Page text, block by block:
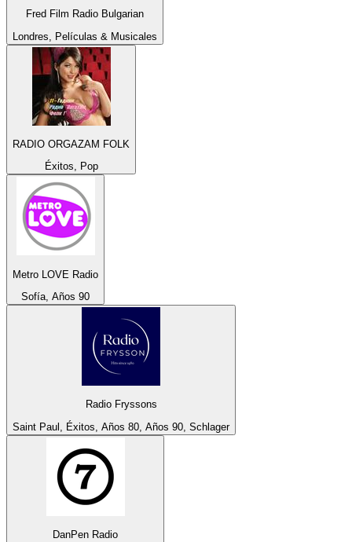
Fred Film Radio Bulgarian
Londres, Películas & Musicales
RADIO ORGAZAM FOLK
Éxitos, Pop
Metro LOVE Radio
Sofía, Años 90
Radio Fryssons
Saint Paul, Éxitos, Años 80, Años 90, Schlager
DanPen Radio